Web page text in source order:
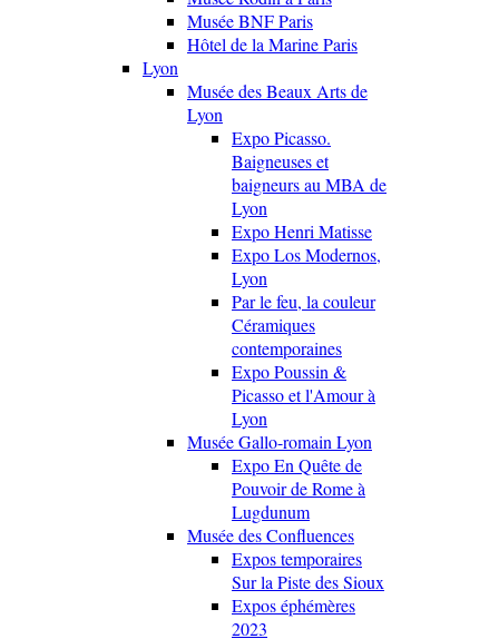
Musée BNF Paris
Hôtel de la Marine Paris
Lyon
Musée des Beaux Arts de
Lyon
Expo Picasso.
Baigneuses et
baigneurs au MBA de
Lyon
Expo Henri Matisse
Expo Los Modernos,
Lyon
Par le feu, la couleur
Céramiques
contemporaines
Expo Poussin &
Picasso et l'Amour à
Lyon
Musée Gallo-romain Lyon
Expo En Quête de
Pouvoir de Rome à
Lugdunum
Musée des Confluences
Expos temporaires
Sur la Piste des Sioux
Expos éphémères
2023